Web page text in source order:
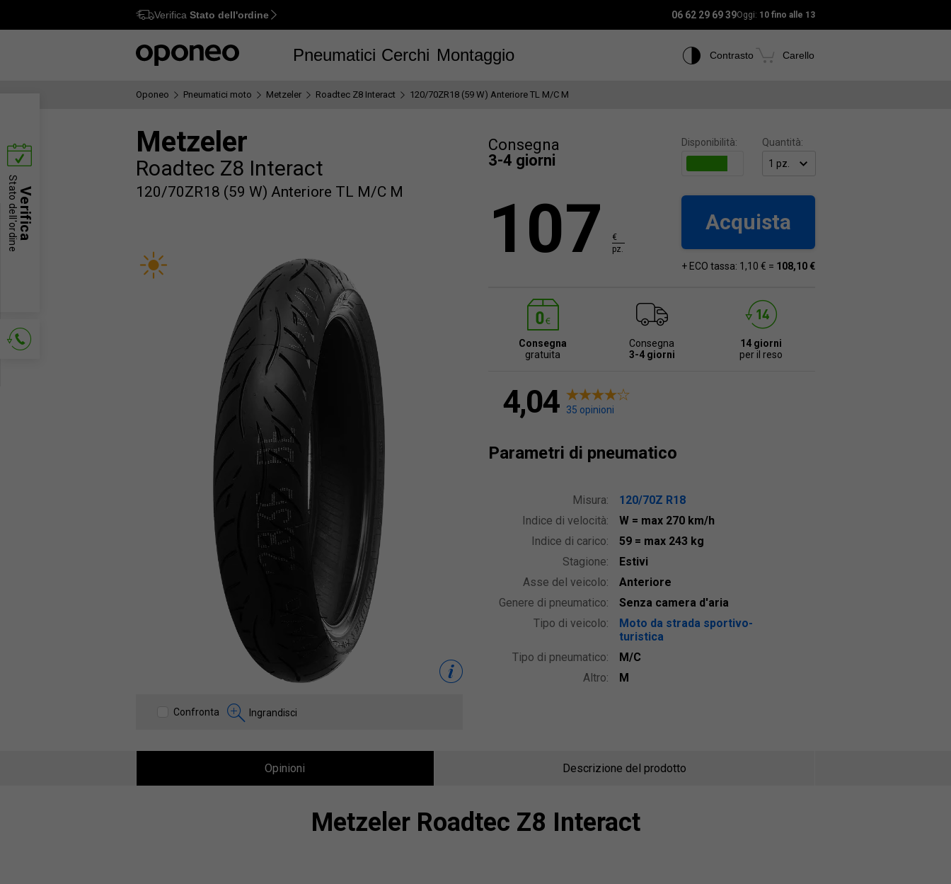
Ctrl M
Verifica Stato dell'ordine 06 62 29 69 39Oggi: 10 fino alle 13
Pneumatici Cerchi Montaggio Contrasto Carello
Oponeo Pneumatici moto Metzeler Roadtec Z8 Interact 120/70ZR18 (59 W) Anteriore TL M/C M
Metzeler
Roadtec Z8 Interact
120/70ZR18 (59 W) Anteriore TL M/C M
Confronta Ingrandisci
Consegna
3-4 giorni
Disponibilità: Quantità:
107
€
pz.
Acquista
+ ECO tassa: 1,10 € = 108,10 €
Consegna
gratuita
Consegna
3-4 giorni
14 giorni
per il reso
4,04 35 opinioni
Parametri di pneumatico
Misura:
120/70Z R18
Indice di velocità:
W = max 270 km/h
Indice di carico:
59 = max 243 kg
Stagione:
Estivi
Asse del veicolo:
Anteriore
Genere di pneumatico:
Senza camera d'aria
Tipo di veicolo:
Moto da strada sportivo-
turistica
Tipo di pneumatico:
M/C
Altro:
M
Opinioni Descrizione del prodotto
Metzeler Roadtec Z8 Interact
Verifica
Stato dell'ordine